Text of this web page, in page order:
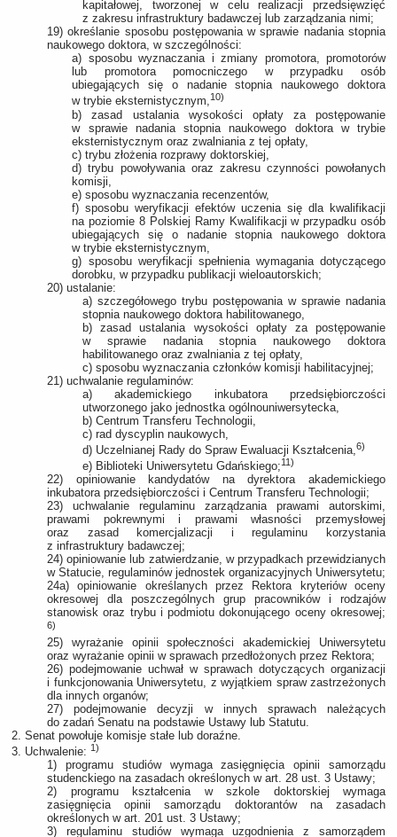
kapitałowej, tworzonej w celu realizacji przedsięwzięć
z zakresu infrastruktury badawczej lub zarządzania nimi;
19) określanie sposobu postępowania w sprawie nadania stopnia
naukowego doktora, w szczególności:
a) sposobu wyznaczania i zmiany promotora, promotorów
lub promotora pomocniczego w przypadku osób
ubiegających się o nadanie stopnia naukowego doktora
w trybie eksternistycznym,10)
b) zasad ustalania wysokości opłaty za postępowanie
w sprawie nadania stopnia naukowego doktora w trybie
eksternistycznym oraz zwalniania z tej opłaty,
c) trybu złożenia rozprawy doktorskiej,
d) trybu powoływania oraz zakresu czynności powołanych
komisji,
e) sposobu wyznaczania recenzentów,
f) sposobu weryfikacji efektów uczenia się dla kwalifikacji
na poziomie 8 Polskiej Ramy Kwalifikacji w przypadku osób
ubiegających się o nadanie stopnia naukowego doktora
w trybie eksternistycznym,
g) sposobu weryfikacji spełnienia wymagania dotyczącego
dorobku, w przypadku publikacji wieloautorskich;
20) ustalanie:
a) szczegółowego trybu postępowania w sprawie nadania
stopnia naukowego doktora habilitowanego,
b) zasad ustalania wysokości opłaty za postępowanie
w sprawie nadania stopnia naukowego doktora
habilitowanego oraz zwalniania z tej opłaty,
c) sposobu wyznaczania członków komisji habilitacyjnej;
21) uchwalanie regulaminów:
a) akademickiego inkubatora przedsiębiorczości
utworzonego jako jednostka ogólnouniwersytecka,
b) Centrum Transferu Technologii,
c) rad dyscyplin naukowych,
d) Uczelnianej Rady do Spraw Ewaluacji Kształcenia,6)
e) Biblioteki Uniwersytetu Gdańskiego;11)
22) opiniowanie kandydatów na dyrektora akademickiego
inkubatora przedsiębiorczości i Centrum Transferu Technologii;
23) uchwalanie regulaminu zarządzania prawami autorskimi,
prawami pokrewnymi i prawami własności przemysłowej
oraz zasad komercjalizacji i regulaminu korzystania
z infrastruktury badawczej;
24) opiniowanie lub zatwierdzanie, w przypadkach przewidzianych
w Statucie, regulaminów jednostek organizacyjnych Uniwersytetu;
24a) opiniowanie określanych przez Rektora kryteriów oceny
okresowej dla poszczególnych grup pracowników i rodzajów
stanowisk oraz trybu i podmiotu dokonującego oceny okresowej;
6)
25) wyrażanie opinii społeczności akademickiej Uniwersytetu
oraz wyrażanie opinii w sprawach przedłożonych przez Rektora;
26) podejmowanie uchwał w sprawach dotyczących organizacji
i funkcjonowania Uniwersytetu, z wyjątkiem spraw zastrzeżonych
dla innych organów;
27) podejmowanie decyzji w innych sprawach należących
do zadań Senatu na podstawie Ustawy lub Statutu.
2. Senat powołuje komisje stałe lub doraźne.
3. Uchwalenie: 1)
1) programu studiów wymaga zasięgnięcia opinii samorządu
studenckiego na zasadach określonych w art. 28 ust. 3 Ustawy;
2) programu kształcenia w szkole doktorskiej wymaga
zasięgnięcia opinii samorządu doktorantów na zasadach
określonych w art. 201 ust. 3 Ustawy;
3) regulaminu studiów wymaga uzgodnienia z samorządem